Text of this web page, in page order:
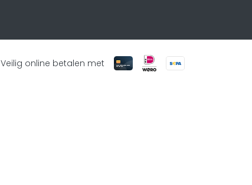
Veilig online betalen met